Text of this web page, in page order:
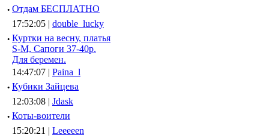
· Отдам БЕСПЛАТНО
17:52:05 | double_lucky
· Куртки на весну, платья
S-M, Сапоги 37-40р.
Для беремен.
14:47:07 | Paina_l
· Кубики Зайцева
12:03:08 | Jdask
· Коты-воители
15:20:21 | Leeeeen